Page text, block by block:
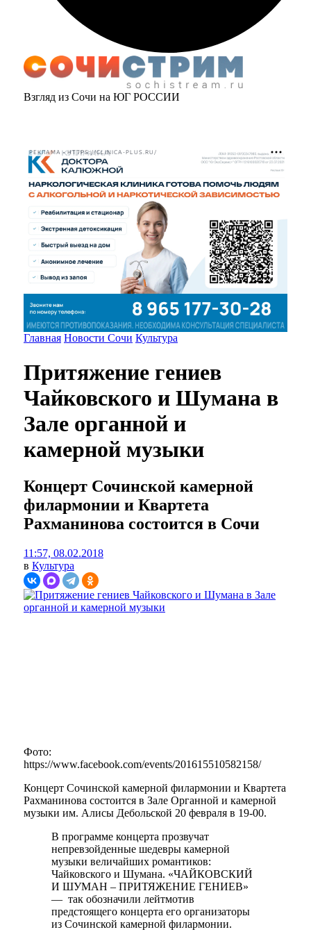
Взгляд из Сочи на ЮГ РОССИИ
РЕКЛАМА • HTTPS://CLINICA-PLUS.RU/
Главная Новости Сочи Культура
Притяжение гениев
Чайковского и Шумана в
Зале органной и
камерной музыки
Концерт Сочинской камерной
филармонии и Квартета
Рахманинова состоится в Сочи
11:57, 08.02.2018
в Культура
Фото:
https://www.facebook.com/events/201615510582158/
Концерт Сочинской камерной филармонии и Квартета
Рахманинова состоится в Зале Органной и камерной
музыки им. Алисы Дебольской 20 февраля в 19-00.
В программе концерта прозвучат
непревзойденные шедевры камерной
музыки величайших романтиков:
Чайковского и Шумана. «ЧАЙКОВСКИЙ
И ШУМАН – ПРИТЯЖЕНИЕ ГЕНИЕВ»
— так обозначили лейтмотив
предстоящего концерта его организаторы
из Сочинской камерной филармонии.